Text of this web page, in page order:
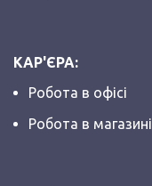
КАР'ЄРА:
Робота в офісі
Робота в магазині